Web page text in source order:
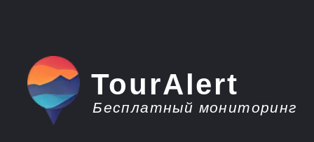
TourAlert
Бесплатный мониторинг